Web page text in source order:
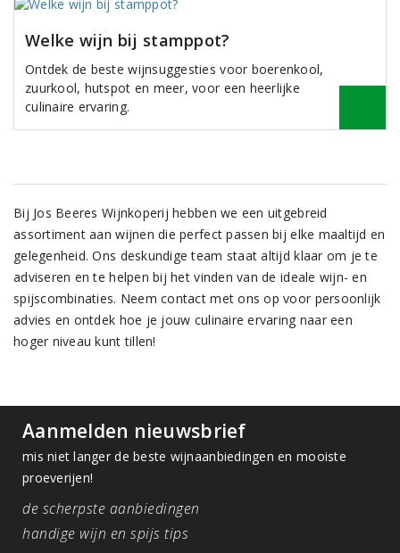
Welke wijn bij stamppot?
Ontdek de beste wijnsuggesties voor boerenkool,
zuurkool, hutspot en meer, voor een heerlijke
culinaire ervaring.
Bij Jos Beeres Wijnkoperij hebben we een uitgebreid
assortiment aan wijnen die perfect passen bij elke maaltijd en
gelegenheid. Ons deskundige team staat altijd klaar om je te
adviseren en te helpen bij het vinden van de ideale wijn- en
spijscombinaties. Neem contact met ons op voor persoonlijk
advies en ontdek hoe je jouw culinaire ervaring naar een
hoger niveau kunt tillen!
Aanmelden nieuwsbrief
mis niet langer de beste wijnaanbiedingen en mooiste
proeverijen!
de scherpste aanbiedingen
handige wijn en spijs tips